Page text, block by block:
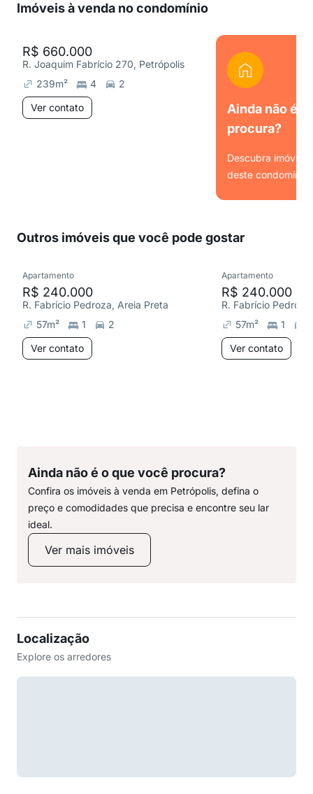
Imóveis à venda no condomínio
R$ 660.000
R. Joaquim Fabrício 270, Petrópolis
239m² 4
2
Ver contato
Ainda não é
procura?
Descubra imóveis
deste condomínio.
Outros imóveis que você pode gostar
Apartamento
R$ 240.000
R. Fabrício Pedroza, Areia Preta
57m² 1
2
Ver contato
Apartamento
R$ 240.000
R. Fabrício
57m² 1
Ver contato
Ainda não é o que você procura?
Confira os imóveis à venda em Petrópolis, defina o
preço e comodidades que precisa e encontre seu lar
ideal.
Ver mais imóveis
Localização
Explore os arredores